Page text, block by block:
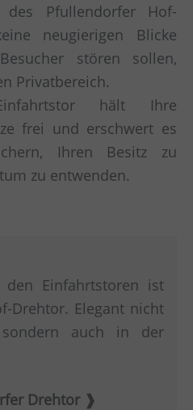
des Pfullendorfer Hof-
neugierigen Blicke
stören sollen,
Privatbereich.
hält Ihre
frei und erschwert es
Ihren Besitz zu
zu entwenden.
den Einfahrtstoren ist
Drehtor. Elegant nicht
auch in der
Drehtor